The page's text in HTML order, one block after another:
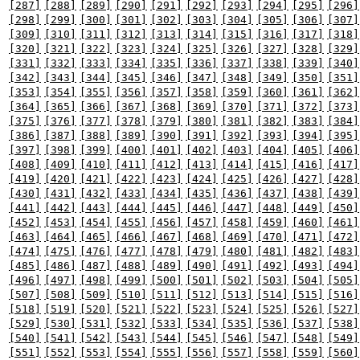
[287] [288] [289] [290] [291] [292] [293] [294] [295]
[296]
[298]
[299] [300] [301] [302] [303] [304] [305] [306]
[307]
[309]
[310] [311] [312] [313] [314] [315] [316] [317]
[318]
[320]
[321] [322] [323] [324] [325] [326] [327] [328]
[329]
[331]
[332] [333] [334] [335] [336] [337] [338] [339]
[340]
[342]
[343] [344] [345] [346] [347] [348] [349] [350]
[351]
[353]
[354] [355] [356] [357] [358] [359] [360] [361]
[362]
[364]
[365] [366] [367] [368] [369] [370] [371] [372]
[373]
[375]
[376] [377] [378] [379] [380] [381] [382] [383]
[384]
[386]
[387] [388] [389] [390] [391] [392] [393] [394]
[395]
[397]
[398] [399] [400] [401] [402] [403] [404] [405]
[406]
[408]
[409] [410] [411] [412] [413] [414] [415] [416]
[417]
[419]
[420] [421] [422] [423] [424] [425] [426] [427]
[428]
[430]
[431] [432] [433] [434] [435] [436] [437] [438]
[439]
[441]
[442] [443] [444] [445] [446] [447] [448] [449]
[450]
[452]
[453] [454] [455] [456] [457] [458] [459] [460]
[461]
[463]
[464] [465] [466] [467] [468] [469] [470] [471]
[472]
[474]
[475] [476] [477] [478] [479] [480] [481] [482]
[483]
[485]
[486] [487] [488] [489] [490] [491] [492] [493]
[494]
[496]
[497] [498] [499] [500] [501] [502] [503] [504]
[505]
[507]
[508] [509] [510] [511] [512] [513] [514] [515]
[516]
[518]
[519] [520] [521] [522] [523] [524] [525] [526]
[527]
[529]
[530] [531] [532] [533] [534] [535] [536] [537]
[538]
[540]
[541] [542] [543] [544] [545] [546] [547] [548]
[549]
[551]
[552] [553] [554] [555] [556] [557] [558] [559] [560]